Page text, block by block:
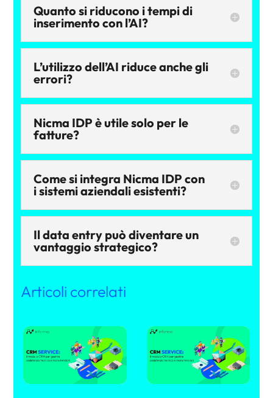
Quanto si riducono i tempi di
inserimento con l’AI?
L’utilizzo dell’AI riduce anche gli
errori?
Nicma IDP è utile solo per le
fatture?
Come si integra Nicma IDP con
i sistemi aziendali esistenti?
Il data entry può diventare un
vantaggio strategico?
Articoli correlati